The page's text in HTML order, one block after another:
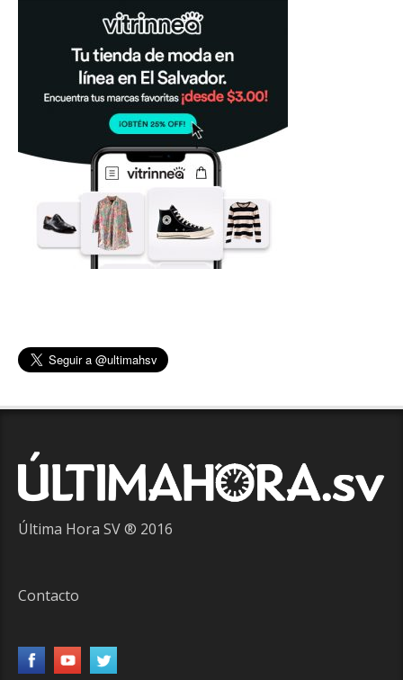
Última Hora SV ® 2016
Contacto